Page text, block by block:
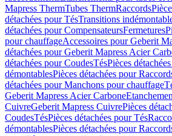
Mapress ThermTubes ThermRaccords
détachées pour TésTransitions
détachées pour CompensateursFermetures
pour chauffageAccessoires pour Geberit
détachées pour Geberit Mapress Acier
détachées pour CoudesTésPièces
démontablesPièces détachées pour
détachées pour Manchons pour chauffage
Geberit Mapress Acier Carbone
CuivreGeberit Mapress CuivrePièces
CoudesTésPièces détachées pour Tés
démontablesPièces détachées pour